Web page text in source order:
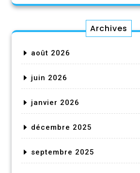
Archives
août 2026
juin 2026
janvier 2026
décembre 2025
septembre 2025